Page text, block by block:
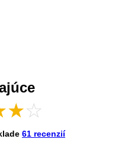
★☆
61 recenzií